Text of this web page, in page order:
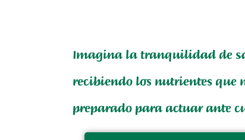
Imagina la tranquilidad de
recibiendo los nutrientes que
preparado para actuar ante